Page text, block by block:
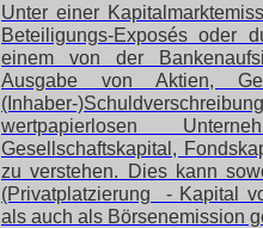
Unter einer
Beteiligungs-Exposés oder
einem von der
Ausgabe von Aktien,
(Inhaber-
wertpapierlosen
Gesellschaftskapital,
zu verstehen. Dies kann
(Privatplatzierung - Kapital
als auch als Börsenemission